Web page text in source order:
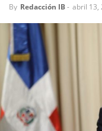
By Redacción IB- abril 13,